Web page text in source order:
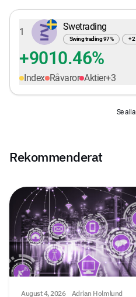
1 Swetrading
Swing trading97% +2
+9010.46%
Index Råvaror Aktier+3
Se alla
Rekommenderat
August 4, 2026 Adrian Holmlund